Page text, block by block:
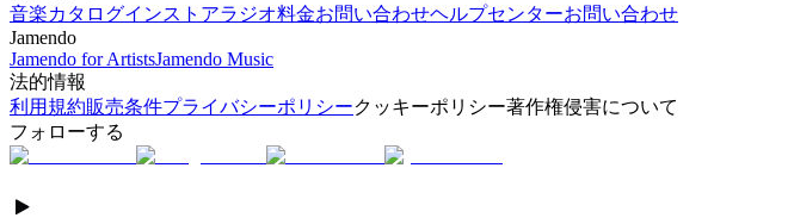
音楽カタログインストアラジオ料金お問い合わせヘルプセンターお問い合わせ
Jamendo
Jamendo for ArtistsJamendo Music
法的情報
利用規約販売条件プライバシーポリシークッキーポリシー著作権侵害について
フォローする